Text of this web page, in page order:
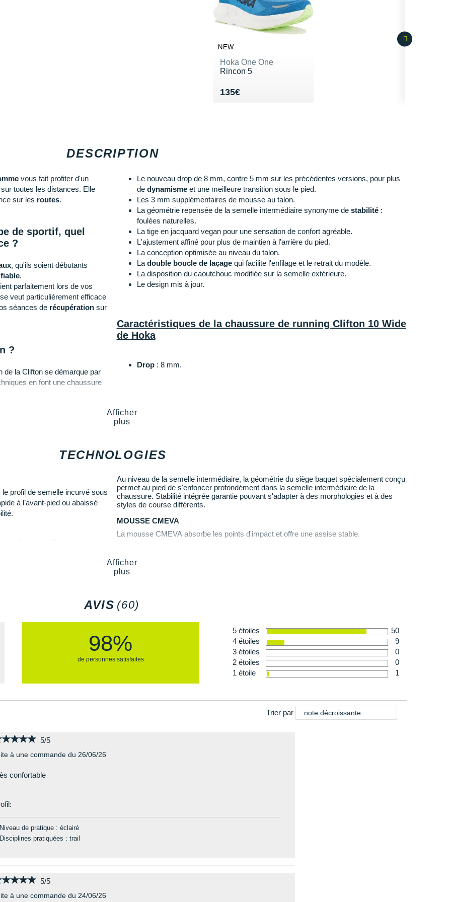
DESCRIPTION
vous fait profiter d'un
sur toutes les distances. Elle
sur les routes.
de sportif, quel
?
, qu'ils soient débutants
fiable.
parfaitement lors de vos
veut particulièrement efficace
séances de récupération sur
?
de la Clifton se démarque par
en font une chaussure
courses.
avantages comme :
kilomètre après kilomètre.
fluidifie vos foulées.
gage de soutien.
l'arrière du pied.
?
propose plusieurs améliorations
Le nouveau drop de 8 mm, contre 5 mm sur les précédentes versions, pour plus
de dynamismeet une meilleure transition sous le pied.
Les 3 mm supplémentaires de mousse au talon.
La géométrie repensée de la semelle intermédiaire synonyme de stabilité:
foulées naturelles.
La tige en jacquard vegan pour une sensation de confort agréable.
L'ajustement affiné pour plus de maintien à l'arrière du pied.
La conception optimisée au niveau du talon.
La double boucle de laçagequi facilite l'enfilage et le retrait du modèle.
La disposition du caoutchouc modifiée sur la semelle extérieure.
Le design mis à jour.
Caractéristiques de la chaussure de running Clifton 10 Wide
de Hoka
Drop: 8 mm.
des chocs
Empeigne (partie supérieure qui enveloppe votre pied)
votre parcours. Une double boucle au niveau des lacets maintient la languette en
place etverrouillevotre pied. Le col allongé au talon permet un meilleur
ajustement tandis que la semelle intérieure en EVA moulée favorise votre confort.
Semelle extérieure: Dotée d'un caoutchouc durable, elle résiste parfaitement à
Poids constaté chez i-Run
Hoka One One
Afficher
plus
TECHNOLOGIES
profil de semelle incurvé sous
à l’avant-pied ou abaissé
de conception unique,
Au niveau de la semelle intermédiaire, la géométrie du siège baquet spécialement conçu
permet au pied de s'enfoncer profondément dans la semelle intermédiaire de la
chaussure. Stabilité intégrée garantie pouvant s'adapter à des morphologies et à des
styles de course différents.
MOUSSE CMEVA
La mousse CMEVA absorbe les points d'impact et offre une assise stable.
Le caoutchouc Durabrasion vous offre un solide équilibre entre performance et durabilité.
Afficher
plus
AVIS (60)
98%
de personnes satisfaites
5 étoiles
50
4 étoiles
9
3 étoiles
0
2 étoiles
0
1 étoile
1
Trier par note décroissante
5/5
à une commande du 26/06/26
confortable
Niveau de pratique : éclairé
Disciplines pratiquées : trail
5/5
à une commande du 24/06/26
NEW
Hoka One One
Rincon 5
135€
Vendu 135€